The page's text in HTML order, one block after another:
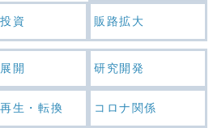
資 販路拡大
開 研究開発
生・転換 コロナ関係